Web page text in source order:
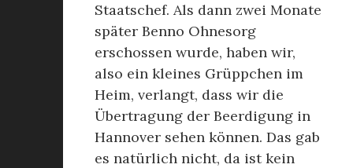
Staatschef. Als dann zwei Monate
später Benno Ohnesorg
erschossen wurde, haben wir,
also ein kleines Grüppchen im
Heim, verlangt, dass wir die
Übertragung der Beerdigung in
Hannover sehen können. Das gab
es natürlich nicht, da ist kein